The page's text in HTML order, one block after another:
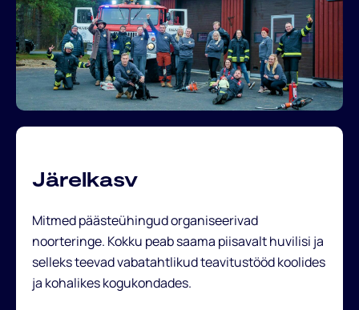
Järelkasv
Mitmed päästeühingud organiseerivad
noorteringe. Kokku peab saama piisavalt huvilisi ja
selleks teevad vabatahtlikud teavitustööd koolides
ja kohalikes kogukondades.